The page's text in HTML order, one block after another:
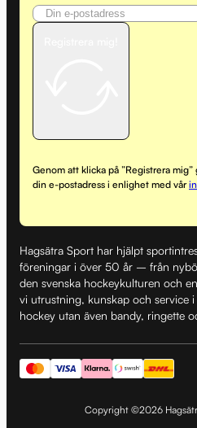
Genom att klicka på ”Registrera
din e-postadress i enlighet med vår
Hagsätra Sport har hjälpt
föreningar i över 50 år – från
den svenska hockeykulturen och
vi utrustning, kunskap och service
hockey utan även bandy, ringette
Copyright ©2026